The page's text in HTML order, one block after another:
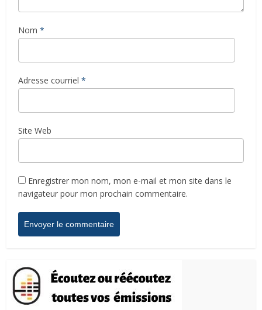
Nom *
Adresse courriel *
Site Web
Enregistrer mon nom, mon e-mail et mon site dans le
navigateur pour mon prochain commentaire.